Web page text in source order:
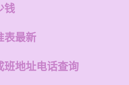
钱
表最新
班地址电话查询